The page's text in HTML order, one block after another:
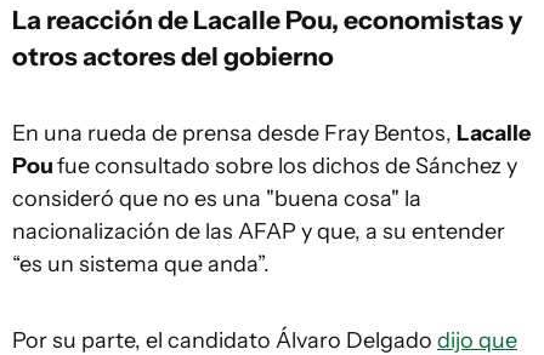
La reacción de Lacalle Pou, economistas y
otros actores del gobierno
En una rueda de prensa desde Fray Bentos, Lacalle
Poufue consultado sobre los dichos de Sánchez y
consideró que no es una "buena cosa" la
nacionalización de las AFAP y que, a su entender
“es un sistema que anda”.
Por su parte, el candidato Álvaro Delgado dijo que